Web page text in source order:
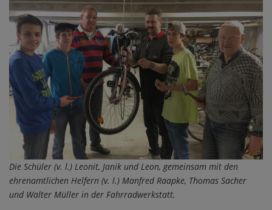
Die Schüler (v. l.) Leonit, Janik und Leon, gemeinsam mit den
ehrenamtlichen Helfern (v. l.) Manfred Raapke, Thomas Sacher
und Walter Müller in der Fahrradwerkstatt.